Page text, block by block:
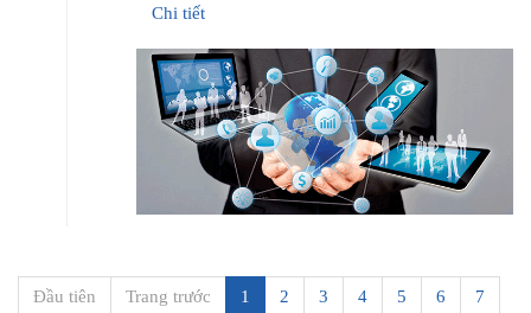
Chi tiết
Đầu tiên Trang trước 1 2 3 4 5 6 7